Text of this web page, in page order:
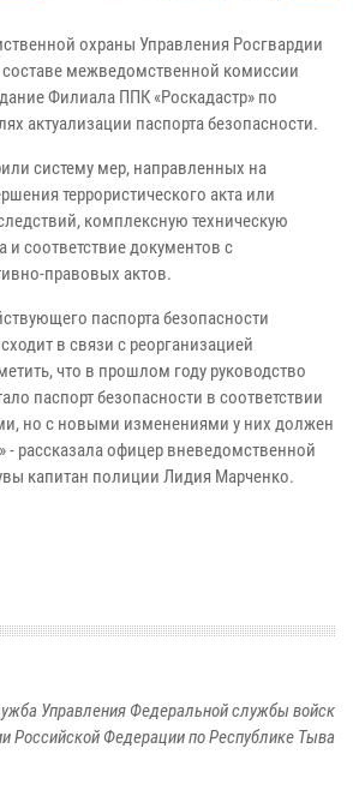
охраны Управления Росгвардии
межведомственной комиссии
Филиала ППК «Роскадастр» по
актуализации паспорта безопасности.
систему мер, направленных на
террористического акта или
комплексную техническую
и соответствие документов с
правовых актов.
паспорта безопасности
в связи с реорганизацией
что в прошлом году руководство
паспорт безопасности в соответствии
но с новыми изменениями у них должен
- рассказала офицер вневедомственной
капитан полиции Лидия Марченко.
Управления Федеральной службы войск
Российской Федерации по Республике Тыва